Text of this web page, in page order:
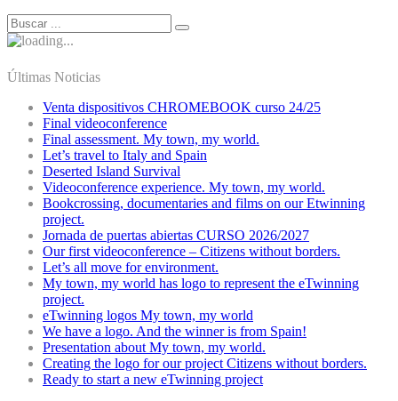
Últimas Noticias
Venta dispositivos CHROMEBOOK curso 24/25
Final videoconference
Final assessment. My town, my world.
Let’s travel to Italy and Spain
Deserted Island Survival
Videoconference experience. My town, my world.
Bookcrossing, documentaries and films on our Etwinning
project.
Jornada de puertas abiertas CURSO 2026/2027
Our first videoconference – Citizens without borders.
Let’s all move for environment.
My town, my world has logo to represent the eTwinning
project.
eTwinning logos My town, my world
We have a logo. And the winner is from Spain!
Presentation about My town, my world.
Creating the logo for our project Citizens without borders.
Ready to start a new eTwinning project